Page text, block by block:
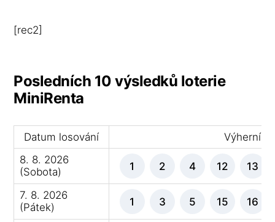
[rec2]
Posledních 10 výsledků loterie
MiniRenta
Datum losování
Výherní
8. 8. 2026
(Sobota)
1 2 4 12 13
7. 8. 2026
(Pátek)
1 3 5 15 16